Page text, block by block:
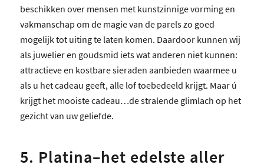
beschikken over mensen met kunstzinnige vorming en
vakmanschap om de magie van de parels zo goed
mogelijk tot uiting te laten komen. Daardoor kunnen wij
als juwelier en goudsmid iets wat anderen niet kunnen:
attractieve en kostbare sieraden aanbieden waarmee u
als u het cadeau geeft, alle lof toebedeeld krijgt. Maar ú
krijgt het mooiste cadeau…de stralende glimlach op het
gezicht van uw geliefde.
5. Platina–het edelste aller